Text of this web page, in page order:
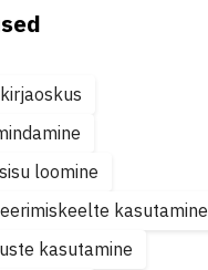
loomine
kasutamine
kasutamine